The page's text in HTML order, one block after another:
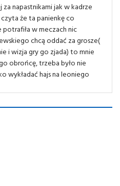
napastnikami jak w kadrze
że ta panienkę co
potrafiła w meczach nic
chcą oddać za grosze(
i wizja gry go zjada) to mnie
obrońcę, trzeba było nie
wykładać hajs na leoniego